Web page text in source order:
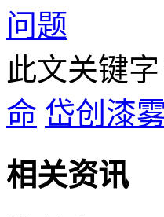
问题
此文关键字
命 岱创漆
相关资讯